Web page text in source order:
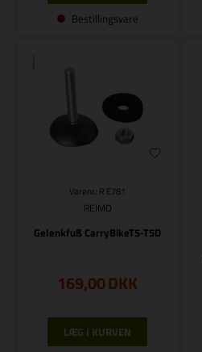
Bestillingsvare
Varenr.: R E781
REIMO
Gelenkfuß CarryBikeT5-T5D
169,00DKK